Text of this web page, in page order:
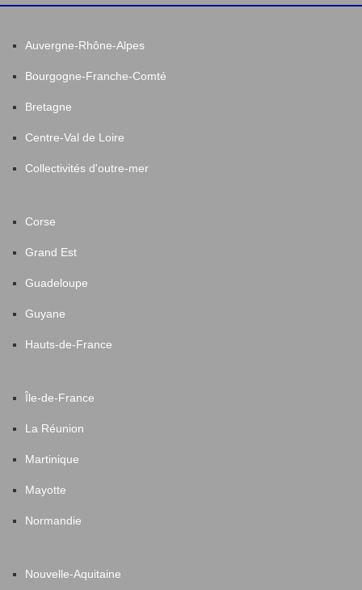
Auvergne-Rhône-Alpes
Bourgogne-Franche-Comté
Bretagne
Centre-Val de Loire
Collectivités d'outre-mer
Corse
Grand Est
Guadeloupe
Guyane
Hauts-de-France
Île-de-France
La Réunion
Martinique
Mayotte
Normandie
Nouvelle-Aquitaine